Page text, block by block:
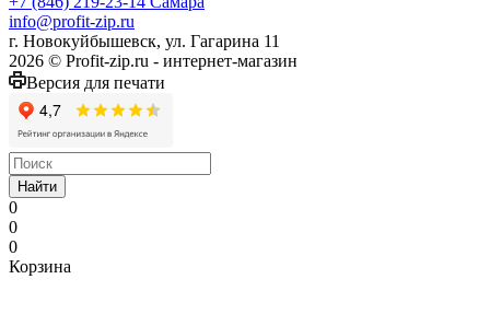
info@profit-zip.ru
г. Новокуйбышевск, ул. Гагарина 11
2026 © Profit-zip.ru - интернет-магазин
Версия для печати
Найти
0
0
0
Корзина